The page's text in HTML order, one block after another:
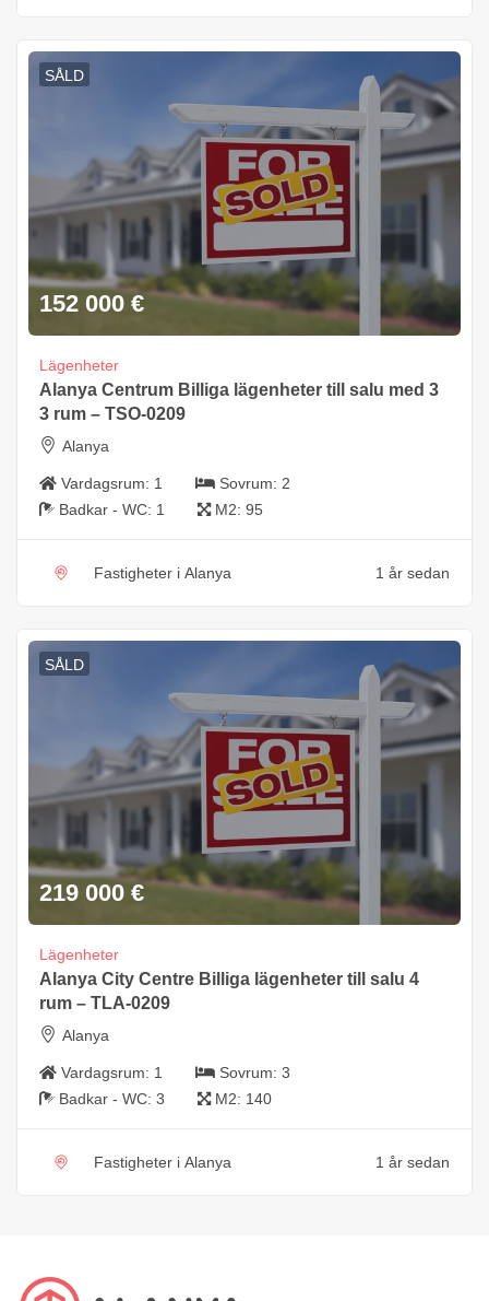
SÅLD
152 000 €
Lägenheter
Alanya Centrum Billiga lägenheter till salu med 3
3 rum – TSO-0209
Alanya
Vardagsrum: 1 Sovrum: 2
Badkar - WC: 1 M2: 95
Fastigheter i Alanya 1 år sedan
SÅLD
219 000 €
Lägenheter
Alanya City Centre Billiga lägenheter till salu 4
rum – TLA-0209
Alanya
Vardagsrum: 1 Sovrum: 3
Badkar - WC: 3 M2: 140
Fastigheter i Alanya 1 år sedan